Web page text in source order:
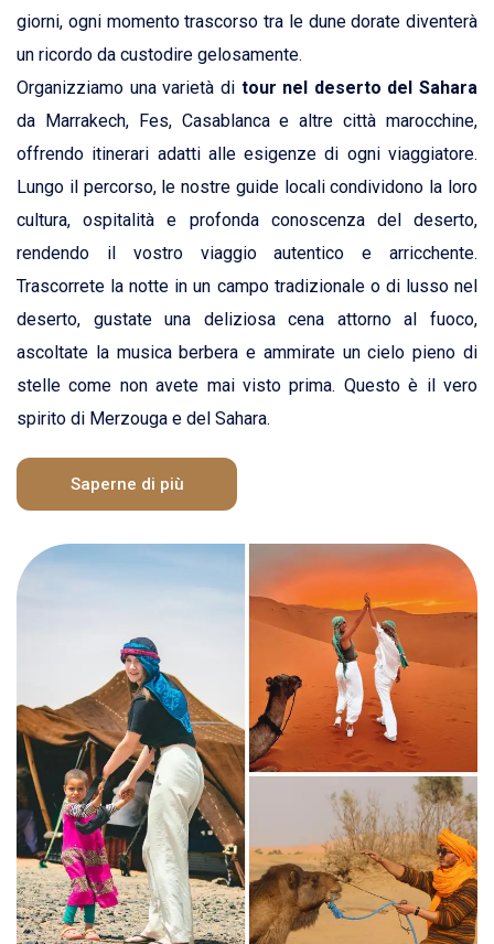
giorni, ogni momento trascorso tra le dune dorate diventerà
un ricordo da custodire gelosamente.
Organizziamo una varietà di tour nel deserto del Sahara
da Marrakech, Fes, Casablanca e altre città marocchine,
offrendo itinerari adatti alle esigenze di ogni viaggiatore.
Lungo il percorso, le nostre guide locali condividono la loro
cultura, ospitalità e profonda conoscenza del deserto,
rendendo il vostro viaggio autentico e arricchente.
Trascorrete la notte in un campo tradizionale o di lusso nel
deserto, gustate una deliziosa cena attorno al fuoco,
ascoltate la musica berbera e ammirate un cielo pieno di
stelle come non avete mai visto prima. Questo è il vero
spirito di Merzouga e del Sahara.
Saperne di più